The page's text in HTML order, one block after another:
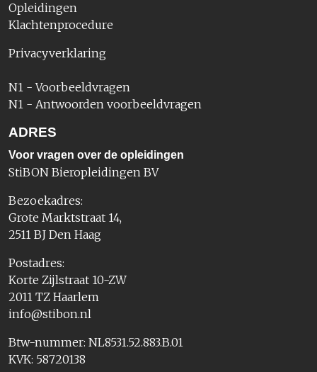
Opleidingen
Klachtenprocedure
Privacyverklaring
N1 - Voorbeeldvragen
N1 - Antwoorden voorbeeldvragen
ADRES
Voor vragen over de opleidingen
StiBON Bieropleidingen BV
Bezoekadres:
Grote Marktstraat 14,
2511 BJ Den Haag
Postadres:
Korte Zijlstraat 10-ZW
2011 TZ Haarlem
info@stibon.nl
Btw-nummer: NL8531.52.883.B.01
KVK: 58720138